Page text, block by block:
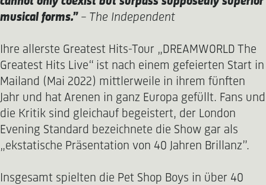
musical forms.”- The Independent
Ihre allerste Greatest Hits-Tour „DREAMWORLD The
Greatest Hits Live“ ist nach einem gefeierten Start in
Mailand (Mai 2022) mittlerweile in ihrem fünften
Jahr und hat Arenen in ganz Europa gefüllt. Fans und
die Kritik sind gleichauf begeistert, der London
Evening Standard bezeichnete die Show gar als
„ekstatische Präsentation von 40 Jahren Brillanz”.
Insgesamt spielten die Pet Shop Boys in über 40